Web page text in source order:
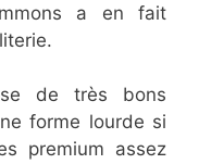
a en fait
de très bons
forme lourde si
premium assez